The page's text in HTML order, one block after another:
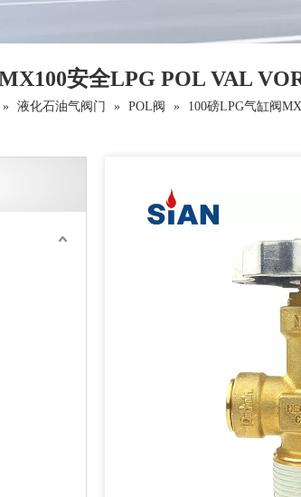
安全LPG POL VAL
» 液化石油气阀门 » POL阀 » 100磅LPG气缸阀